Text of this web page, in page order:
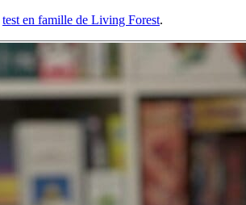
test en famille de Living Forest.